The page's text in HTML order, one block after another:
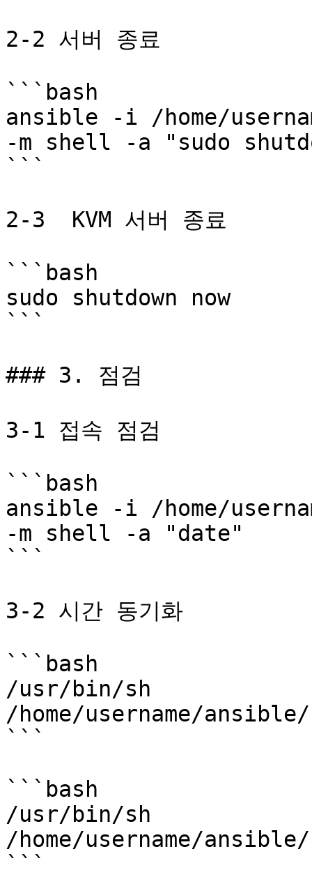
2-2 서버 종료
```bash
ansible -i /home/
-m shell -a "sudo
```
2-3  KVM 서버 종료
```bash
sudo shutdown now
```
### 3. 점검
3-1 접속 점검
```bash
ansible -i /home/
-m shell -a "date"
```
3-2 시간 동기화
```bash
/usr/bin/sh
/home/username/
```
```bash
/usr/bin/sh
/home/username/